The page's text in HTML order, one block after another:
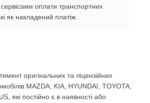
оплати транспортних
як накладений платіж.
оригінальних та ліцензійних
MAZDA, KIA, HYUNDAI, TOYOTA,
які постійно є в наявності або